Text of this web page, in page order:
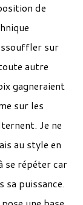
de
sur
autre
gagneraient
sur les
Je ne
au style en
se répéter car
sa puissance.